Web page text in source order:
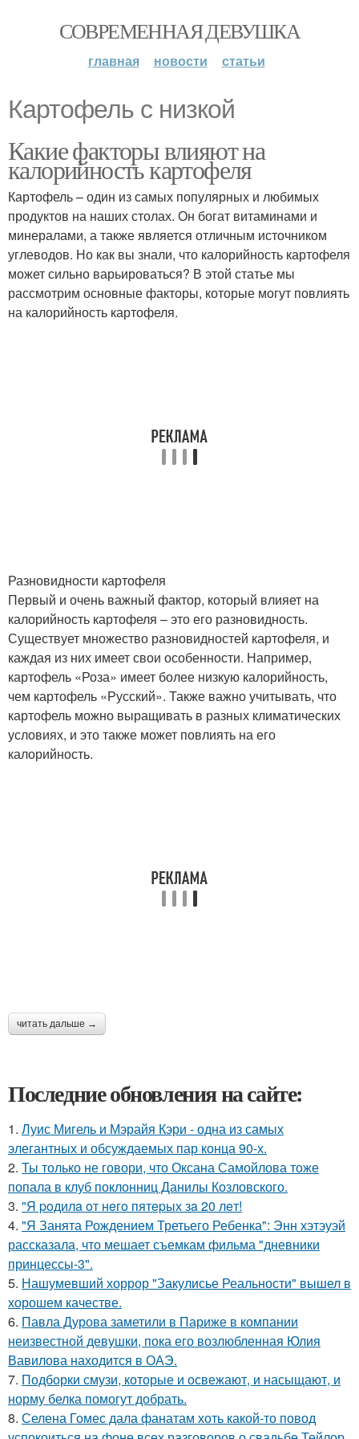
СОВРЕМЕННАЯ ДЕВУШКА
главная новости статьи
Картофель с низкой
Какие факторы влияют на
калорийность картофеля
Картофель – один из самых популярных и любимых
продуктов на наших столах. Он богат витаминами и
минералами, а также является отличным источником
углеводов. Но как вы знали, что калорийность картофеля
может сильно варьироваться? В этой статье мы
рассмотрим основные факторы, которые могут повлиять
на калорийность картофеля.
Разновидности картофеля
Первый и очень важный фактор, который влияет на
калорийность картофеля – это его разновидность.
Существует множество разновидностей картофеля, и
каждая из них имеет свои особенности. Например,
картофель «Роза» имеет более низкую калорийность,
чем картофель «Русский». Также важно учитывать, что
картофель можно выращивать в разных климатических
условиях, и это также может повлиять на его
калорийность.
читать дальше →
Последние обновления на сайте:
1. Луис Мигель и Мэрайя Кэри - одна из самых
элегантных и обсуждаемых пар конца 90-х.
2. Ты только не говори, что Оксана Самойлова тоже
попала в клуб поклонниц Данилы Козловского.
3. "Я poдилa oт нeгo пятepых зa 20 лeт!
4. "Я Занята Рождением Третьего Ребенка": Энн хэтэуэй
рассказала, что мешает съемкам фильма "дневники
принцессы-3".
5. Нашумевший хоррор "Закулисье Реальности" вышел в
хорошем качестве.
6. Павла Дурова заметили в Париже в компании
неизвестной девушки, пока его возлюбленная Юлия
Вавилова находится в ОАЭ.
7. Подборки смузи, которые и освежают, и насыщают, и
норму белка помогут добрать.
8. Селена Гомес дала фанатам хоть какой-то повод